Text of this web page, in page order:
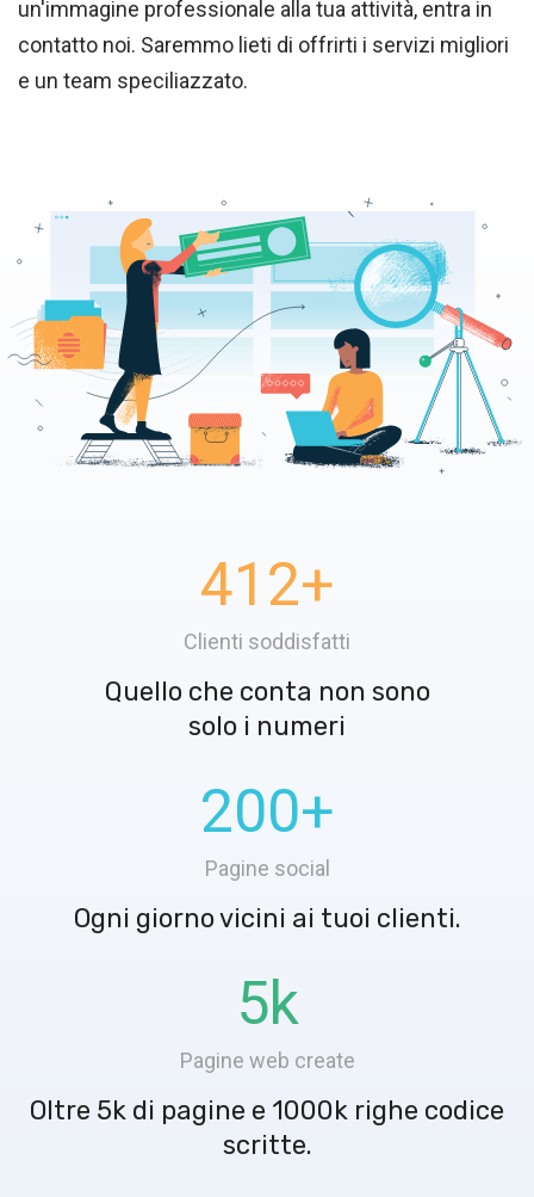
un'immagine professionale alla tua attività, entra in
contatto noi. Saremmo lieti di offrirti i servizi migliori
e un team speciliazzato.
412+
Clienti soddisfatti
Quello che conta non sono
solo i numeri
200+
Pagine social
Ogni giorno vicini ai tuoi clienti.
5k
Pagine web create
Oltre 5k di pagine e 1000k righe codice
scritte.